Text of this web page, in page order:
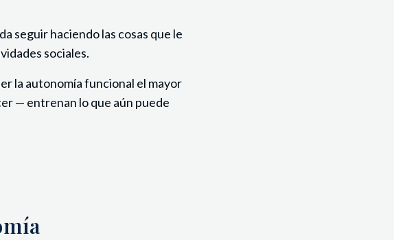
seguir haciendo las cosas que le
sociales.
la autonomía funcional el mayor
— entrenan lo que aún puede